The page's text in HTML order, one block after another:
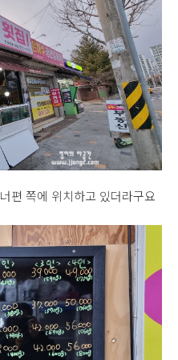
편 쪽에 위치하고 있더라구요